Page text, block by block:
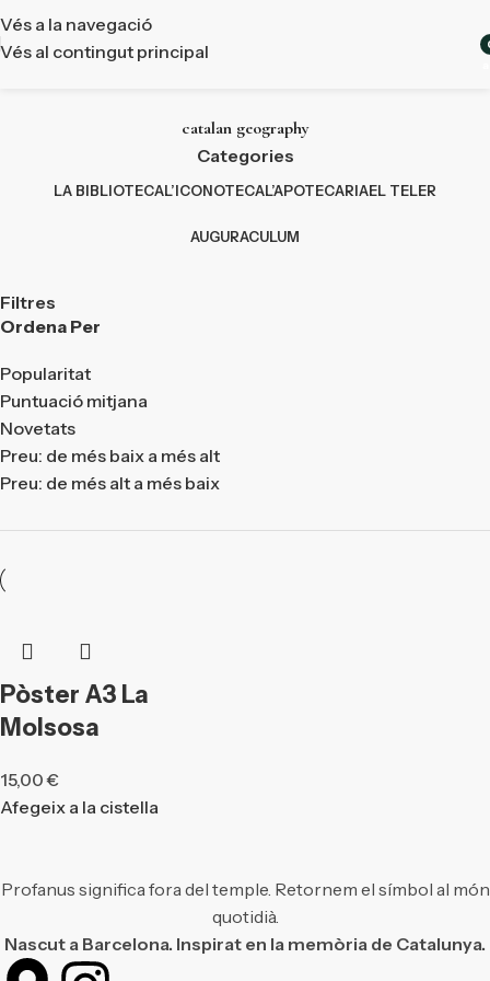
Vés a la navegació
Vés al contingut principal
catalan geography
Categories
LA BIBLIOTECAL’ICONOTECAL’APOTECARIAEL TELER
AUGURACULUM
Filtres
Ordena Per
Popularitat
Puntuació mitjana
Novetats
Preu: de més baix a més alt
Preu: de més alt a més baix
Pòster A3 La
Molsosa
15,00€
Afegeix a la cistella
Profanus significa fora del temple. Retornem el símbol al món
quotidià.
Nascut a Barcelona. Inspirat en la memòria de Catalunya.